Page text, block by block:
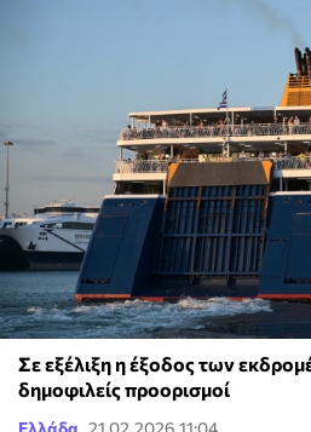
Σε εξέλιξη η έξοδος των
δημοφιλείς προορισμοί
Ελλάδα 21.02.2026 11:04